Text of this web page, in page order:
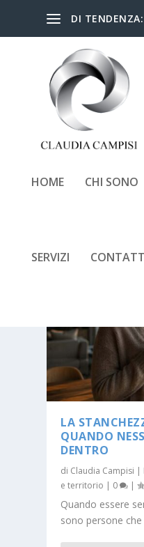
DI TENDENZA:
HOME CHI SONO
SERVIZI
LA
QUANDO
DENTRO
di Claudia Campisi |
e territorio | 0 |
Quando essere
sono persone